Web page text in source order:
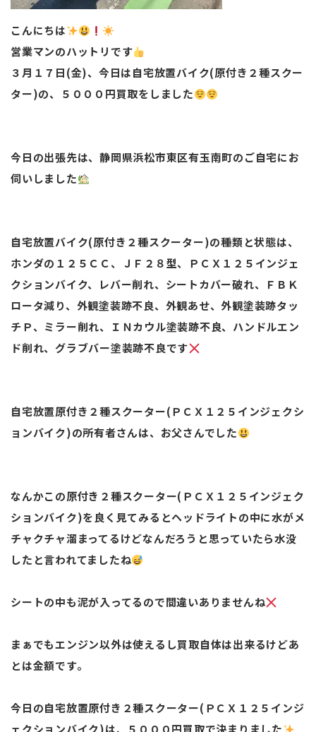
こんにちは
営業マンのハットリです
３月１７日(金)、今日は自宅放置バイク(原付き２種スクー
ター)の、５０００円買取をしました
今日の出張先は、静岡県浜松市東区有玉南町のご自宅にお
伺いしました
自宅放置バイク(原付き２種スクーター)の種類と状態は、
ホンダの１２５ＣＣ、ＪＦ２８型、ＰＣＸ１２５インジェ
クションバイク、レバー削れ、シートカバー破れ、ＦＢＫ
ロータ減り、外観塗装跡不良、外観あせ、外観塗装跡タッ
チＰ、ミラー削れ、ＩＮカウル塗装跡不良、ハンドルエン
ド削れ、グラブバー塗装跡不良です
自宅放置原付き２種スクーター(ＰＣＸ１２５インジェクシ
ョンバイク)の所有者さんは、お父さんでした
なんかこの原付き２種スクーター(ＰＣＸ１２５インジェク
ションバイク)を良く見てみるとヘッドライトの中に水がメ
チャクチャ溜まってるけどなんだろうと思っていたら水没
したと言われてましたね
シートの中も泥が入ってるので間違いありませんね
まぁでもエンジン以外は使えるし買取自体は出来るけどあ
とは金額です。
今日の自宅放置原付き２種スクーター(ＰＣＸ１２５インジ
ェクションバイク)は、５０００円買取で決まりました